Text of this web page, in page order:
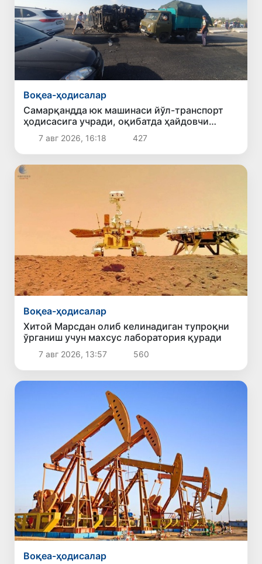
Воқеа-ҳодисалар
Самарқандда юк машинаси йўл-транспорт
ҳодисасига учради, оқибатда ҳайдовчи
ҳалок бўлди
7 авг 2026, 16:18 427
Воқеа-ҳодисалар
Хитой Марсдан олиб келинадиган тупроқни
ўрганиш учун махсус лаборатория қуради
7 авг 2026, 13:57 560
Воқеа-ҳодисалар